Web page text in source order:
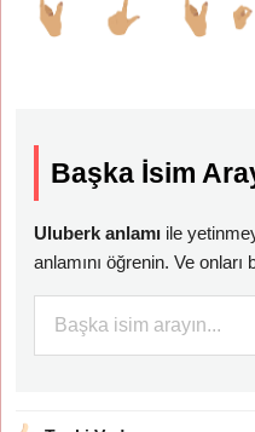
Başka İsim
Uluberk anlamı ile
anlamını öğrenin. Ve onları